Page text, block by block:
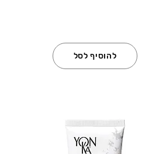
להוסיף לסל